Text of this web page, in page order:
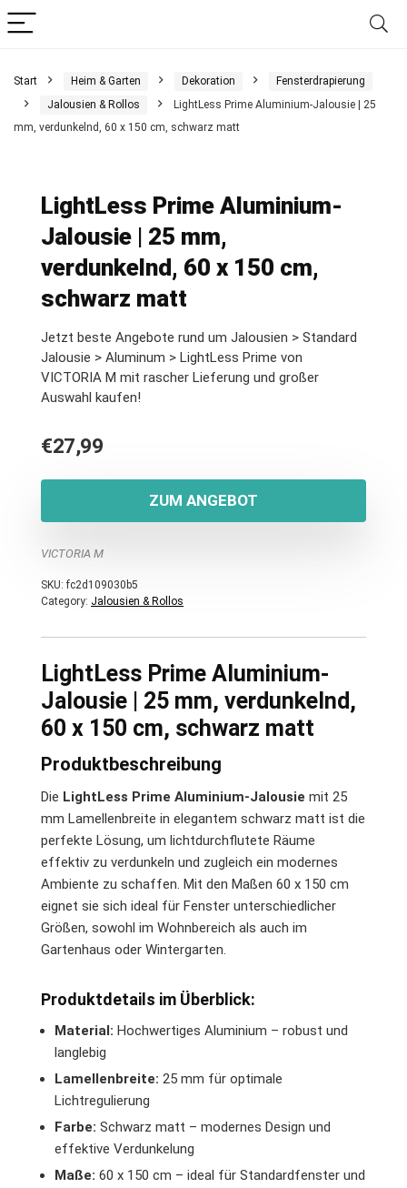
Start Heim & Garten Dekoration
Fensterdrapierung
Jalousien & Rollos
LightLess Prime Aluminium-Jalousie | 25
mm, verdunkelnd, 60 x 150 cm, schwarz matt
LightLess Prime Aluminium-
Jalousie | 25 mm,
verdunkelnd, 60 x 150 cm,
schwarz matt
Jetzt beste Angebote rund um Jalousien > Standard
Jalousie > Aluminum > LightLess Prime von
VICTORIA M mit rascher Lieferung und großer
Auswahl kaufen!
€27,99
ZUM ANGEBOT
VICTORIA M
SKU:fc2d109030b5
Category: Jalousien & Rollos
LightLess Prime Aluminium-
Jalousie | 25 mm, verdunkelnd,
60 x 150 cm, schwarz matt
Produktbeschreibung
Die LightLess Prime Aluminium-Jalousie mit 25
mm Lamellenbreite in elegantem schwarz matt ist die
perfekte Lösung, um lichtdurchflutete Räume
effektiv zu verdunkeln und zugleich ein modernes
Ambiente zu schaffen. Mit den Maßen 60 x 150 cm
eignet sie sich ideal für Fenster unterschiedlicher
Größen, sowohl im Wohnbereich als auch im
Gartenhaus oder Wintergarten.
Produktdetails im Überblick:
Material: Hochwertiges Aluminium – robust und
langlebig
Lamellenbreite: 25 mm für optimale
Lichtregulierung
Farbe: Schwarz matt – modernes Design und
effektive Verdunkelung
Maße: 60 x 150 cm – ideal für Standardfenster und